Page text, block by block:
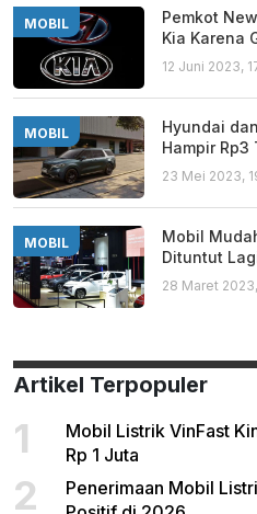
MOBIL
Pemkot
Kia Karena
12 Juni 2023,
MOBIL
Hyundai
Hampir Rp3
23 Mei 2023,
MOBIL
Mobil
Dituntut
28 Maret
Artikel Terpopuler
1
Mobil Listrik VinFast
Rp 1 Juta
2
Penerimaan Mobil